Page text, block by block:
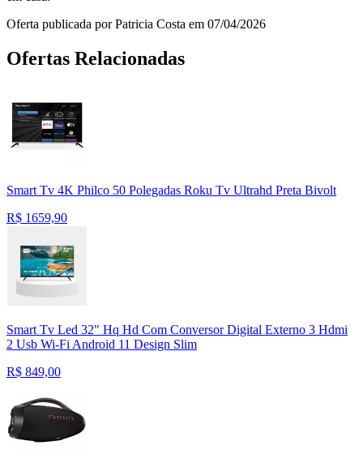
Oferta publicada por Patricia Costa em 07/04/2026
Ofertas Relacionadas
Smart Tv 4K Philco 50 Polegadas Roku Tv Ultrahd Preta Bivolt
R$ 1659,90
Smart Tv Led 32" Hq Hd Com Conversor Digital Externo 3 Hdmi
2 Usb Wi-Fi Android 11 Design Slim
R$ 849,00